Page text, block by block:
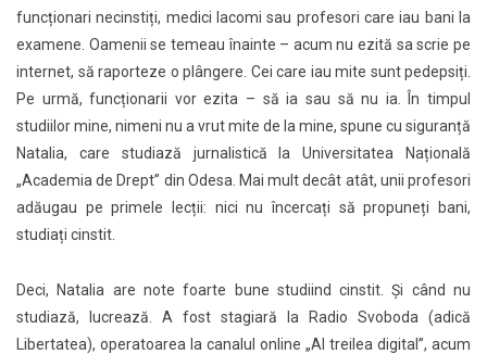
funcționari necinstiți, medici lacomi sau profesori care iau bani la
examene. Oamenii se temeau înainte – acum nu ezită sa scrie pe
internet, să raporteze o plângere. Cei care iau mite sunt pedepsiți.
Pe urmă, funcționarii vor ezita – să ia sau să nu ia. În timpul
studiilor mine, nimeni nu a vrut mite de la mine, spune cu siguranță
Natalia, care studiază jurnalistică la Universitatea Națională
„Academia de Drept” din Odesa. Mai mult decât atât, unii profesori
adăugau pe primele lecții: nici nu încercați să propuneți bani,
studiați cinstit.
Deci, Natalia are note foarte bune studiind cinstit. Și când nu
studiază, lucrează. A fost stagiară la Radio Svoboda (adică
Libertatea), operatoarea la canalul online „Al treilea digital”, acum